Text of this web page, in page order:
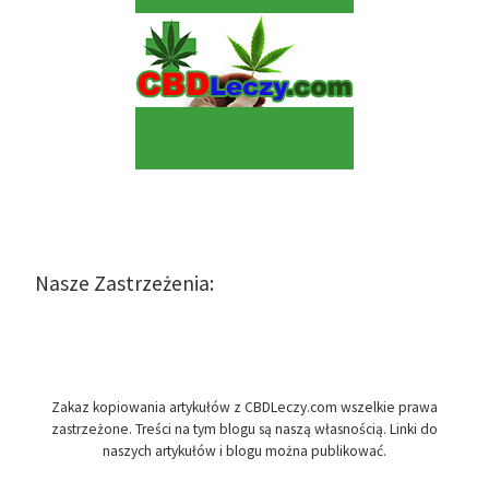
Nasze Zastrzeżenia:
Zakaz kopiowania artykułów z CBDLeczy.com wszelkie prawa
zastrzeżone. Treści na tym blogu są naszą własnością. Linki do
naszych artykułów i blogu można publikować.